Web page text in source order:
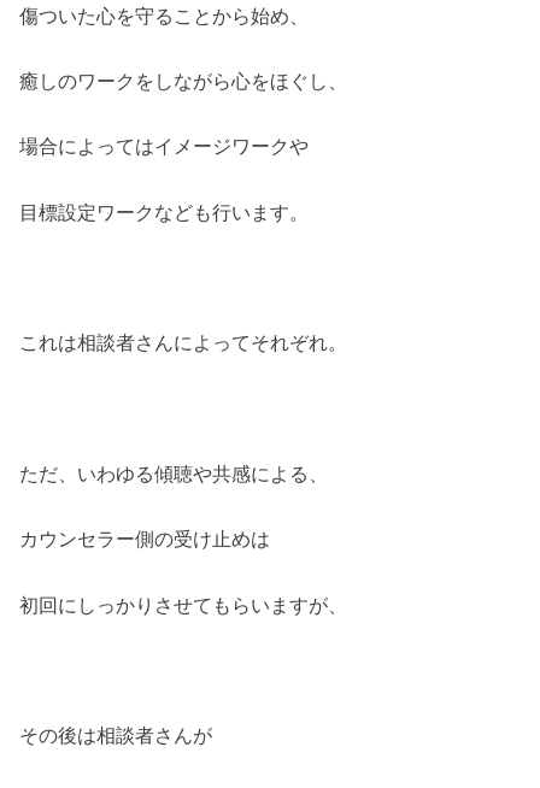
傷ついた心を守ることから始め、
癒しのワークをしながら心をほぐし、
場合によってはイメージワークや
目標設定ワークなども行います。
これは相談者さんによってそれぞれ。
ただ、いわゆる傾聴や共感による、
カウンセラー側の受け止めは
初回にしっかりさせてもらいますが、
その後は相談者さんが